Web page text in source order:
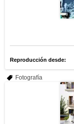
Reproducción desde:
Fotografía